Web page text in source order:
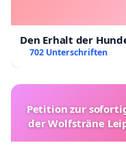
Den Erhalt der
702 Unterschriften
Petition zur
der Wolfsträne